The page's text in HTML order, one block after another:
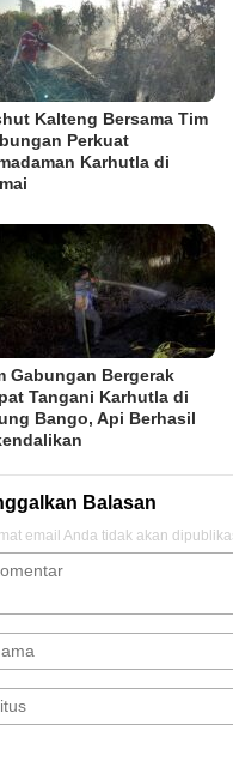
Kalteng Bersama Tim
Perkuat
Karhutla di
Gabungan Bergerak
Tangani Karhutla di
Bango, Api Berhasil
Balasan
email Anda tidak akan